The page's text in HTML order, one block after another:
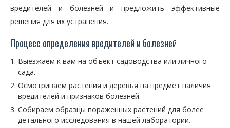
вредителей и болезней и предложить эффективные
решения для их устранения.
Процесс определения вредителей и болезней
Выезжаем к вам на объект садоводства или личного
сада.
Осмотриваем растения и деревья на предмет наличия
вредителей и признаков болезней.
Собираем образцы пораженных растений для более
детального исследования в нашей лаборатории.